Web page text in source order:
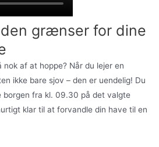
grænser for dine
nok af at hoppe? Når du lejer en
ikke bare sjov – den er uendelig! Du
borgen fra kl. 09.30 på det valgte
klar til at forvandle din have til en